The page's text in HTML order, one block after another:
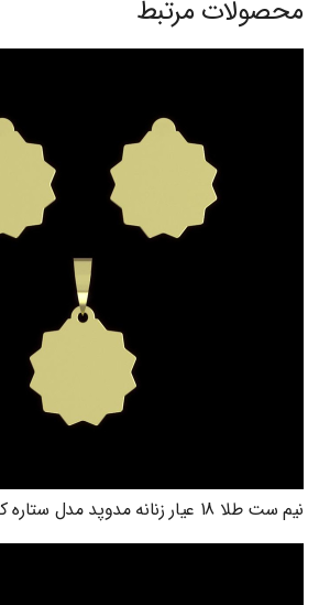
محصولات مرتبط
نیم ست طلا 18 عیار زنانه مدوپد مدل ستاره کد NA15587